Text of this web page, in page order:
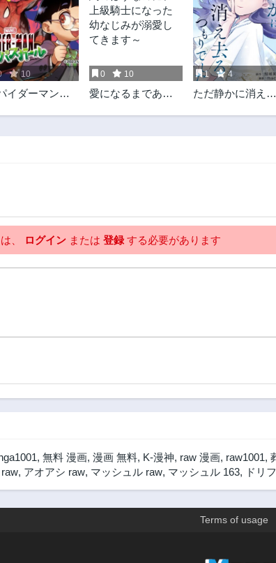
10
イダーマン：
0 10
愛になるまであと
級騎士になった幼
1 4
ただ静かに消え去
、 ログイン または 登録する必要があります
, 無料 漫画, 漫画 無料, K-漫神, raw 漫画, raw1001,
, アオアシ raw, マッシュル raw, マッシュル 163, ドリ
Terms of usage